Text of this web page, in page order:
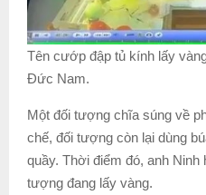
Tên cướp đập tủ kính lấy
Đức Nam.
Một đối tượng chĩa súng về
chế, đối tượng còn lại dùng
quầy. Thời điểm đó, anh Ninh
tượng đang lấy vàng.